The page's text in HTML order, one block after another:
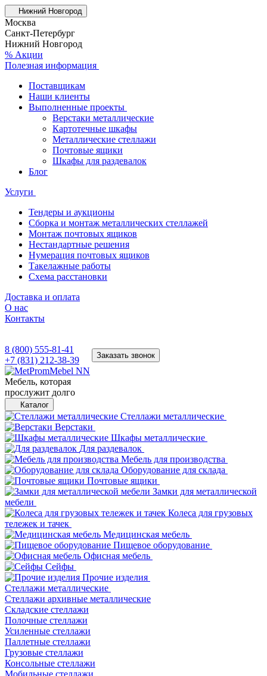
Нижний Новгород
Москва
Санкт-Петербург
Нижний Новгород
% Акции
Полезная информация
Поставщикам
Наши клиенты
Выполненные проекты
Верстаки металлические
Картотечные шкафы
Металлические стеллажи
Почтовые ящики
Шкафы для раздевалок
Блог
Услуги
Тендеры и аукционы
Сборка и монтаж металлических стеллажей
Монтаж почтовых ящиков
Нестандартные решения
Нумерация почтовых ящиков
Такелажные работы
Схема расстановки
Доставка и оплата
О нас
Контакты
8 (800) 555-81-41
+7 (831) 212-38-39
Заказать звонок
Мебель, которая
прослужит долго
Каталог
Стеллажи металлические
Верстаки
Шкафы металлические
Для раздевалок
Мебель для производства
Оборудование для склада
Почтовые ящики
Замки для металлической
мебели
Колеса для грузовых
тележек и тачек
Медицинская мебель
Пищевое оборудование
Офисная мебель
Сейфы
Прочие изделия
Стеллажи металлические
Cтеллажи архивные металлические
Складские стеллажи
Полочные стеллажи
Усиленные стеллажи
Паллетные стеллажи
Грузовые стеллажи
Консольные стеллажи
Мобильные стеллажи